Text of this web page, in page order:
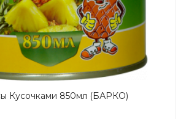
Кусочками 850мл (БАРКО)